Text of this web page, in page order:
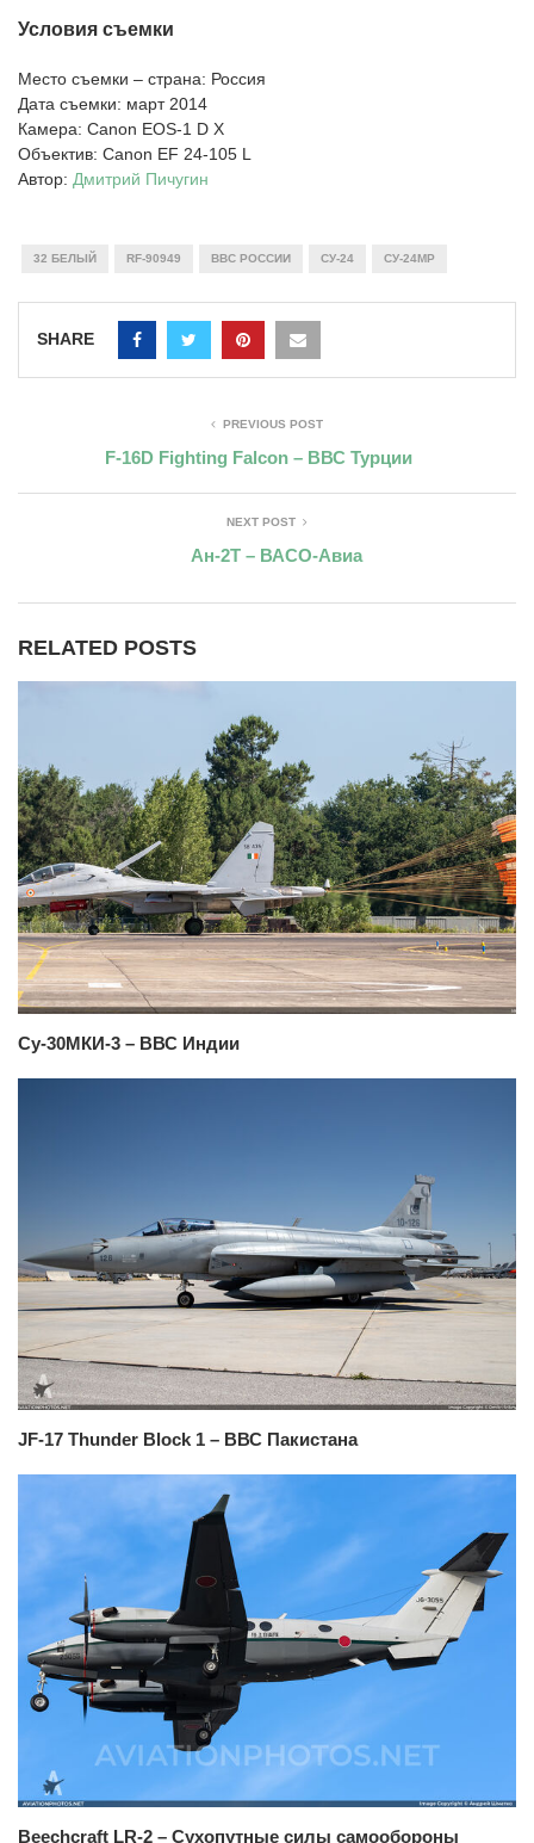
Условия съемки
Место съемки – страна: Россия
Дата съемки: март 2014
Камера: Canon EOS-1 D X
Объектив: Canon EF 24-105 L
Автор: Дмитрий Пичугин
32 БЕЛЫЙ RF-90949 ВВС РОССИИ СУ-24 СУ-24МР
SHARE
PREVIOUS POST
F-16D Fighting Falcon – ВВС Турции
NEXT POST
Ан-2Т – ВАСО-Авиа
RELATED POSTS
Су-30МКИ-3 – ВВС Индии
JF-17 Thunder Block 1 – ВВС Пакистана
Beechcraft LR-2 – Сухопутные силы самообороны